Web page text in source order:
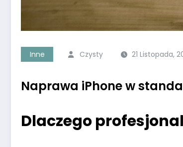
Inne Czysty 21 Listopada,
Naprawa iPhone w
Dlaczego